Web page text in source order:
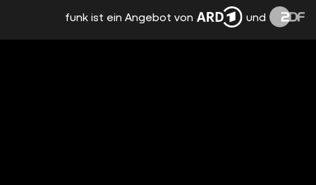
WAS HAT DIE FRAU MIT DEM XXL-MESSER
funk ist ein Angebot von und